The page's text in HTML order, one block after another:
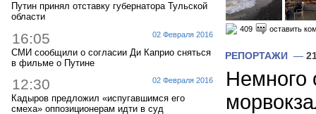
Путин принял отставку губернатора Тульской
области
02 Февраля 2016
16:05
СМИ сообщили о согласии Ди Каприо сняться
в фильме о Путине
02 Февраля 2016
12:30
Кадыров предложил «испугавшимся его
смеха» оппозиционерам идти в суд
409 оставить
РЕПОРТАЖИ —
Немного